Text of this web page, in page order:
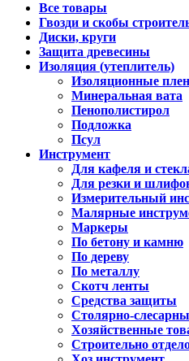
Все товары
Гвозди и скобы
Диски, круги
Защита древесины
Изоляция (утеплитель)
Изоляционные
Минеральная вата
Пенополистирол
Подложка
Псул
Инструмент
Для кафеля и
Для резки и
Измерительный
Малярные
Маркеры
По бетону и камню
По дереву
По металлу
Скотч ленты
Средства защиты
Столярно-
Хозяйственные
Строительно